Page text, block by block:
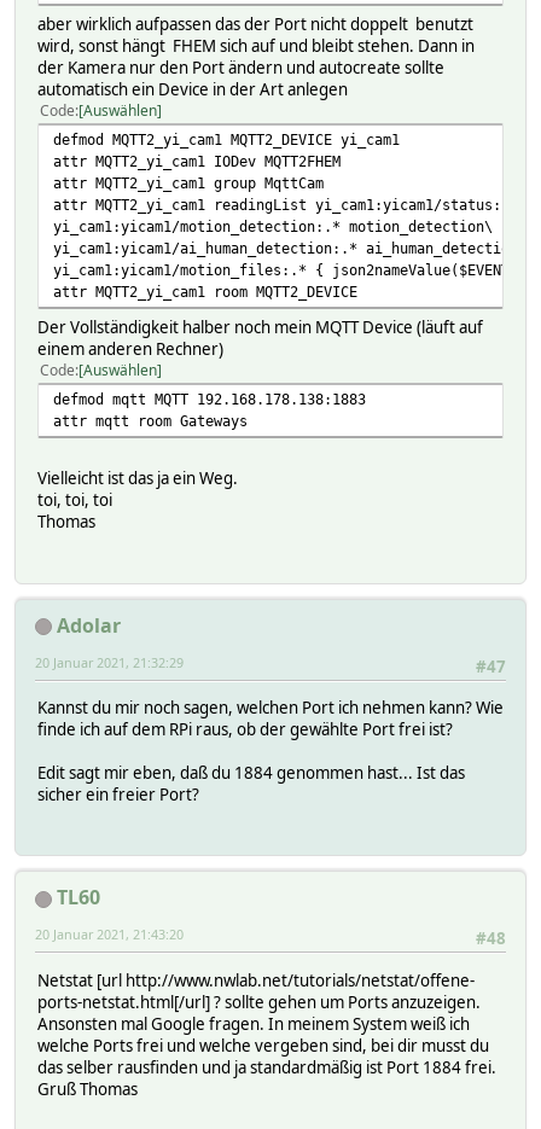
aber wirklich aufpassen das der Port nicht doppelt benutzt
wird, sonst hängt FHEM sich auf und bleibt stehen. Dann in
der Kamera nur den Port ändern und autocreate sollte
automatisch ein Device in der Art anlegen
Code Auswählen
defmod MQTT2_yi_cam1 MQTT2_DEVICE yi_cam1
attr MQTT2_yi_cam1 IODev MQTT2FHEM
attr MQTT2_yi_cam1 group MqttCam
attr MQTT2_yi_cam1 readingList yi_cam1:yicam1/status:.*
yi_cam1:yicam1/motion_detection:.* motion_detection\
yi_cam1:yicam1/ai_human_detection:.* ai_human_detection\
yi_cam1:yicam1/motion_files:.* { json2nameValue($EVENT) }
attr MQTT2_yi_cam1 room MQTT2_DEVICE
Der Vollständigkeit halber noch mein MQTT Device (läuft auf
einem anderen Rechner)
Code Auswählen
defmod mqtt MQTT 192.168.178.138:1883
attr mqtt room Gateways
Vielleicht ist das ja ein Weg.
toi, toi, toi
Thomas
Adolar
#47
20 Januar 2021, 21:32:29
Kannst du mir noch sagen, welchen Port ich nehmen kann? Wie
finde ich auf dem RPi raus, ob der gewählte Port frei ist?
Edit sagt mir eben, daß du 1884 genommen hast... Ist das
sicher ein freier Port?
TL60
#48
20 Januar 2021, 21:43:20
Netstat [url http://www.nwlab.net/tutorials/netstat/offene-
ports-netstat.html[/url] ? sollte gehen um Ports anzuzeigen.
Ansonsten mal Google fragen. In meinem System weiß ich
welche Ports frei und welche vergeben sind, bei dir musst du
das selber rausfinden und ja standardmäßig ist Port 1884 frei.
Gruß Thomas